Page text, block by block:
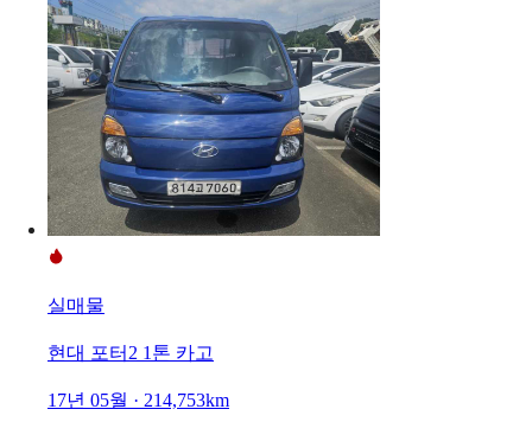
실매물
현대 포터2 1톤 카고
17년 05월 · 214,753km